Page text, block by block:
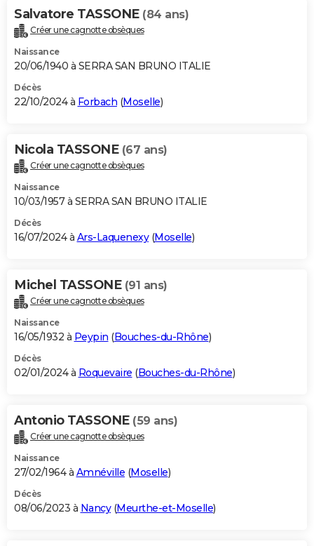
Salvatore TASSONE (84 ans)
Créer une cagnotte obsèques
Naissance
20/06/1940 à SERRA SAN BRUNO ITALIE
Décès
22/10/2024 à Forbach (Moselle)
Nicola TASSONE (67 ans)
Créer une cagnotte obsèques
Naissance
10/03/1957 à SERRA SAN BRUNO ITALIE
Décès
16/07/2024 à Ars-Laquenexy(Moselle)
Michel TASSONE (91 ans)
Créer une cagnotte obsèques
Naissance
16/05/1932 à Peypin (Bouches-du-Rhône)
Décès
02/01/2024 à Roquevaire (Bouches-du-Rhône)
Antonio TASSONE (59 ans)
Créer une cagnotte obsèques
Naissance
27/02/1964 à Amnéville (Moselle)
Décès
08/06/2023 à Nancy(Meurthe-et-Moselle)